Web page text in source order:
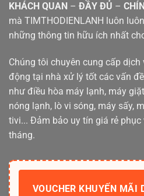
KHÁCH QUAN – ĐẦY ĐỦ –
mà TIMTHODIENLANH luôn
những thông tin hữu ích nhất
Chúng tôi chuyên cung cấp
động tại nhà xử lý tốt các vấn
như điều hòa máy lạnh, máy
nóng lạnh, lò vi sóng, máy sấy,
tivi... Đảm bảo uy tín giá rẻ
tháng.
VOUCHER KHUYẾN MÃI